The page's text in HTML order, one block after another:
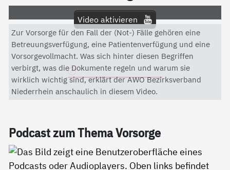
Video aktivieren
Mit dem Aktivieren des Videos akzeptieren Sie die
Datenschutzerklärung von YouTube.
Datenschutzerklärung
Zur Vorsorge für den Fall der (Not-) Fälle gehören eine
Betreuungsverfügung, eine Patientenverfügung und eine
Vorsorgevollmacht. Was sich hinter diesen Begriffen
verbirgt, was die Dokumente regeln und warum sie
wirklich wichtig sind, erklärt der AWO Bezirksverband
Niederrhein anschaulich in diesem Video.
Pod­cast zum The­ma Vor­sor­ge